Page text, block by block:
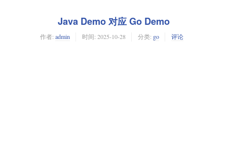
Java Demo 对应 Go Demo
作者: admin 时间: 2025-10-28 分类: go 评论